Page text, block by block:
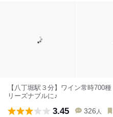
【八丁堀駅３分】ワイン常時700
リーズナブルに♪
3.45 326 人